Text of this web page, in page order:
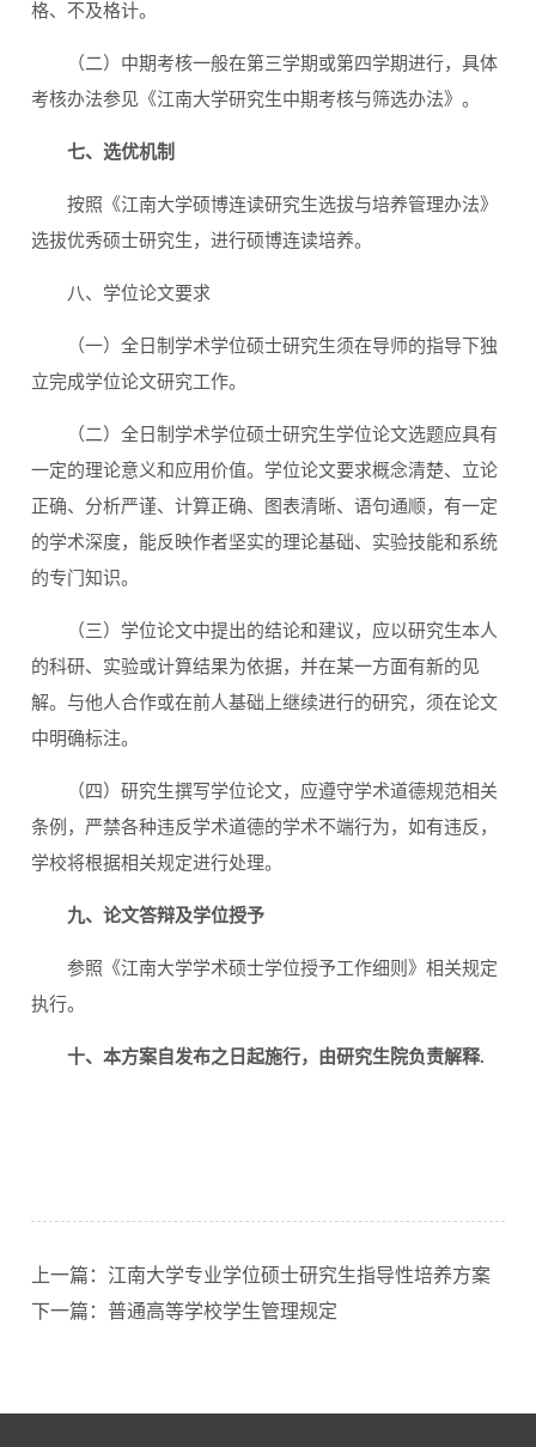
格、不及格计。
（二）中期考核一般在第三学期或第四学期进行，具体
考核办法参见《江南大学研究生中期考核与筛选办法》。
七、选优机制
按照《江南大学硕博连读研究生选拔与培养管理办法》
选拔优秀硕士研究生，进行硕博连读培养。
八、学位论文要求
（一）全日制学术学位硕士研究生须在导师的指导下独
立完成学位论文研究工作。
（二）全日制学术学位硕士研究生学位论文选题应具有
一定的理论意义和应用价值。学位论文要求概念清楚、立论
正确、分析严谨、计算正确、图表清晰、语句通顺，有一定
的学术深度，能反映作者坚实的理论基础、实验技能和系统
的专门知识。
（三）学位论文中提出的结论和建议，应以研究生本人
的科研、实验或计算结果为依据，并在某一方面有新的见
解。与他人合作或在前人基础上继续进行的研究，须在论文
中明确标注。
（四）研究生撰写学位论文，应遵守学术道德规范相关
条例，严禁各种违反学术道德的学术不端行为，如有违反，
学校将根据相关规定进行处理。
九、论文答辩及学位授予
参照《江南大学学术硕士学位授予工作细则》相关规定
执行。
十、本方案自发布之日起施行，由研究生院负责解释.
上一篇：江南大学专业学位硕士研究生指导性培养方案
下一篇：普通高等学校学生管理规定